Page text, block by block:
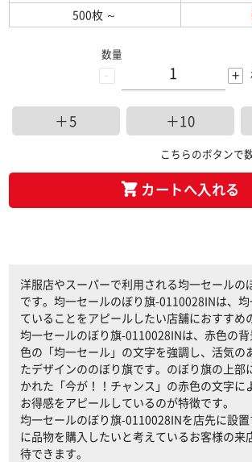
500枚 ～
-
数量
+
＋5 ＋10
こちらのボタンで
カートへ入れる
洋服店やスーパーで利用される均一セールの
です。均一セールのぼり旗-0110028INは、
ていることをアピールしたい店舗におすすめ
均一セールのぼり旗-0110028INは、赤色の
色の「均一セール」の文字を強調し、活気の
たデザインののぼり旗です。のぼり旗の上部
かれた「今が！！チャンス」の赤色の文字に
お得感をアピールしているのが特徴です。
均一セールのぼり旗-0110028INを店先に設
に品物を購入したいと考えているお客様の来
待できます。